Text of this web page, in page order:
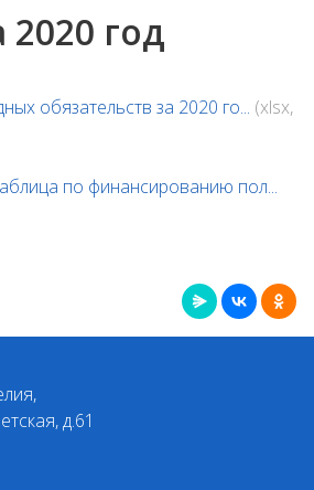
2020 год
обязательств за 2020 го... (xlsx,
по финансированию пол...
д.61